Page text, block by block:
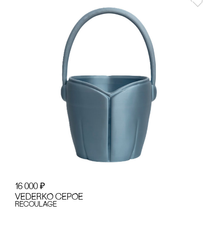
16 000 ₽
VEDERKO сЕРОЕ
recoulage